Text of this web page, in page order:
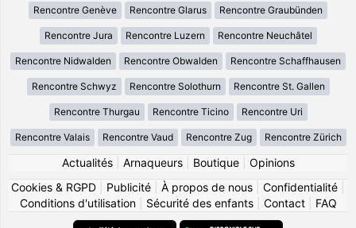
Rencontre Genève Rencontre Glarus Rencontre Graubünden
Rencontre Jura Rencontre Luzern Rencontre Neuchâtel
Rencontre Nidwalden Rencontre Obwalden Rencontre Schaffhausen
Rencontre Schwyz Rencontre Solothurn Rencontre St. Gallen
Rencontre Thurgau Rencontre Ticino Rencontre Uri
Rencontre Valais Rencontre Vaud Rencontre Zug Rencontre Zürich
Actualités| Arnaqueurs| Boutique| Opinions
Cookies & RGPD
Publicité À propos de nous Confidentialité
Conditions d'utilisation| Sécurité des enfants| Contact| FAQ